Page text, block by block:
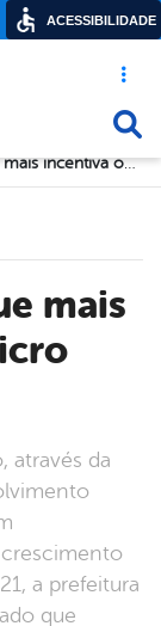
Acesso
Cabrobó: O lugar que mais incentiva os seus micro empreendedores
a prefeitura
que
ACESSIBILIDADE